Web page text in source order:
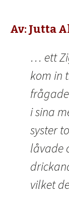
Av: Jutta
… ett
kom in
i sina
syster
låvade
vilket